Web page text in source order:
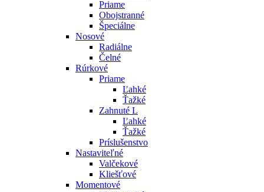
Priame
Obojstranné
Špeciálne
Nosové
Radiálne
Čelné
Rúrkové
Priame
Ľahké
Ťažké
Zahnuté L
Ľahké
Ťažké
Príslušenstvo
Nastaviteľné
Valčekové
Kliešťové
Momentové